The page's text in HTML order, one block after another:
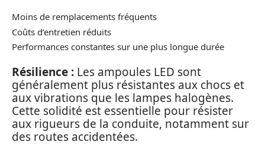
Moins de remplacements fréquents
Coûts d’entretien réduits
Performances constantes sur une plus longue durée
Résilience : Les ampoules LED sont
généralement plus résistantes aux chocs et
aux vibrations que les lampes halogènes.
Cette solidité est essentielle pour résister
aux rigueurs de la conduite, notamment sur
des routes accidentées.